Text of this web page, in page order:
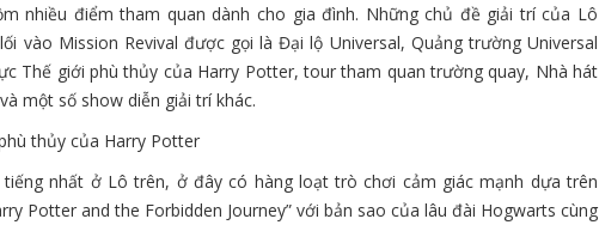
nhiều điểm tham quan dành cho gia đình. Những chủ đề giải trí của Lô
vào Mission Revival được gọi là Đại lộ Universal, Quảng trường Universal
Thế giới phù thủy của Harry Potter, tour tham quan trường quay, Nhà hát
một số show diễn giải trí khác.
thủy của Harry Potter
tiếng nhất ở Lô trên, ở đây có hàng loạt trò chơi cảm giác mạnh dựa trên
Potter and the Forbidden Journey” với bản sao của lâu đài Hogwarts cùng